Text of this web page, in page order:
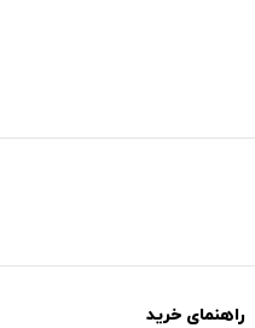
راهنمای خرید